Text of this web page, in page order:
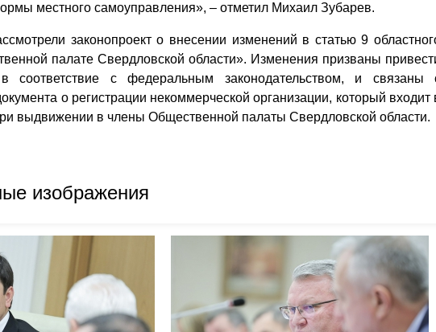
местного самоуправления», – отметил Михаил Зубарев.
законопроект о внесении изменений в статью 9
палате Свердловской области». Изменения призваны
соответствие с федеральным законодательством, и связаны
о регистрации некоммерческой организации, который входит
выдвижении в члены Общественной палаты Свердловской области.
изображения